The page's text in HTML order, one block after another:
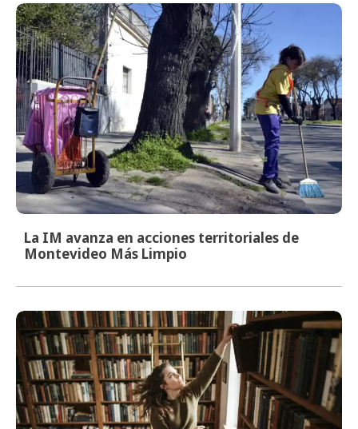
La IM avanza en acciones territoriales de
Montevideo Más Limpio